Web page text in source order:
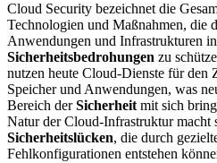
Cloud Security bezeichnet die
Technologien und Maßnahmen, die
Anwendungen und Infrastrukturen
Sicherheitsbedrohungen zu
nutzen heute Cloud-Dienste für den
Speicher und Anwendungen, was
Bereich derSicherheit mit sich
Natur der Cloud-Infrastruktur macht
Sicherheitslücken, die durch
Fehlkonfigurationen entstehen